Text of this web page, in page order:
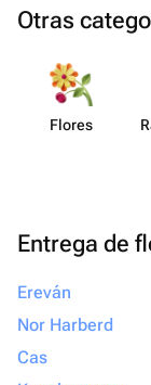
Otras
Flores
Entrega de
Ereván
Nor Harberd
Cas